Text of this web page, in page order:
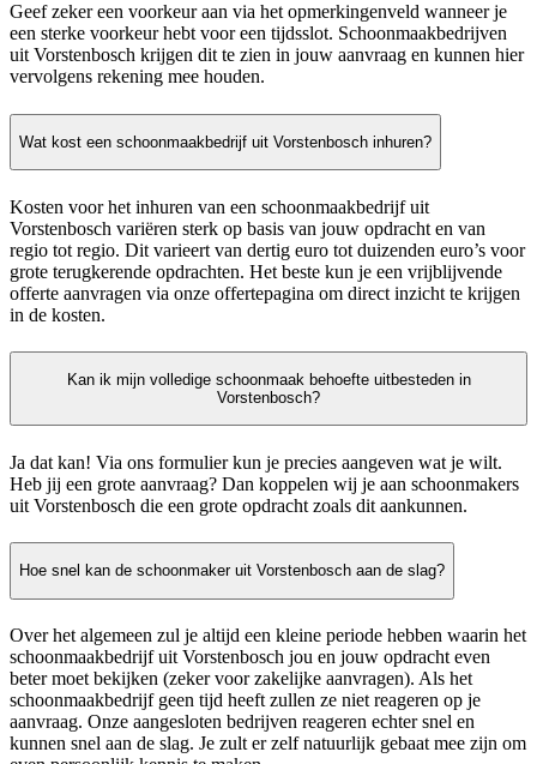
Geef zeker een voorkeur aan via het opmerkingenveld wanneer je
een sterke voorkeur hebt voor een tijdsslot. Schoonmaakbedrijven
uit Vorstenbosch krijgen dit te zien in jouw aanvraag en kunnen hier
vervolgens rekening mee houden.
Wat kost een schoonmaakbedrijf uit Vorstenbosch inhuren?
Kosten voor het inhuren van een schoonmaakbedrijf uit
Vorstenbosch variëren sterk op basis van jouw opdracht en van
regio tot regio. Dit varieert van dertig euro tot duizenden euro’s voor
grote terugkerende opdrachten. Het beste kun je een vrijblijvende
offerte aanvragen via onze offertepagina om direct inzicht te krijgen
in de kosten.
Kan ik mijn volledige schoonmaak behoefte uitbesteden in
Vorstenbosch?
Ja dat kan! Via ons formulier kun je precies aangeven wat je wilt.
Heb jij een grote aanvraag? Dan koppelen wij je aan schoonmakers
uit Vorstenbosch die een grote opdracht zoals dit aankunnen.
Hoe snel kan de schoonmaker uit Vorstenbosch aan de slag?
Over het algemeen zul je altijd een kleine periode hebben waarin het
schoonmaakbedrijf uit Vorstenbosch jou en jouw opdracht even
beter moet bekijken (zeker voor zakelijke aanvragen). Als het
schoonmaakbedrijf geen tijd heeft zullen ze niet reageren op je
aanvraag. Onze aangesloten bedrijven reageren echter snel en
kunnen snel aan de slag. Je zult er zelf natuurlijk gebaat mee zijn om